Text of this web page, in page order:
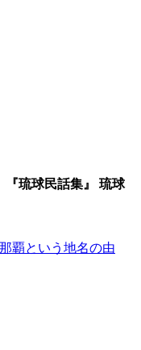
『琉球民話集』 琉球
覇という地名の由